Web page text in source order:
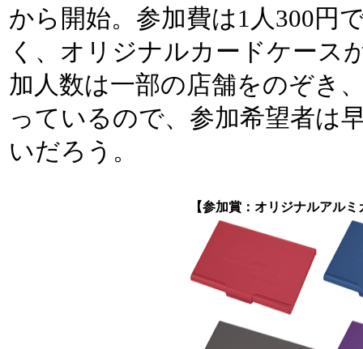
から開始。参加費は1人300円
く、オリジナルカードケース
加人数は一部の店舗をのぞき
っているので、参加希望者は
いだろう。
【参加賞：オリジナルアル